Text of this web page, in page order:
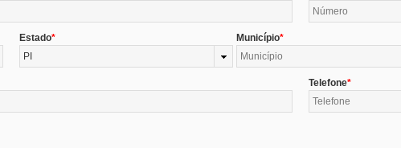
Estado
PI
Município
Telefone